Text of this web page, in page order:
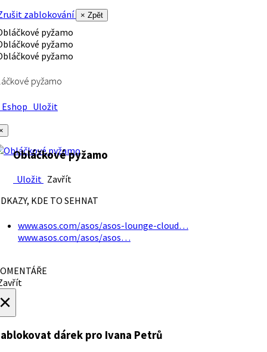
zablokování
× Zpět
pyžamo
Uložit
Obláčkové pyžamo
Uložit Zavřít
KDE TO SEHNAT
www.asos.com/asos/asos-lounge-cloud…
www.asos.com/asos/asos…
dárek pro Ivana Petrů